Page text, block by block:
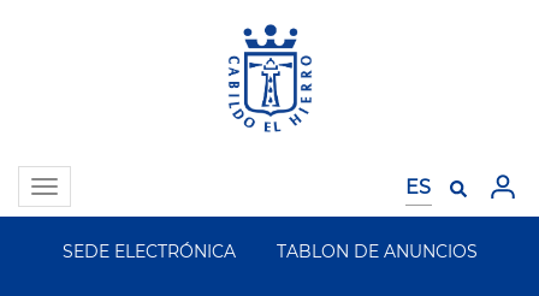
Toggle
navigation
Segundo
SEDE ELECTRÓNICA TABLON DE ANUNCIOS